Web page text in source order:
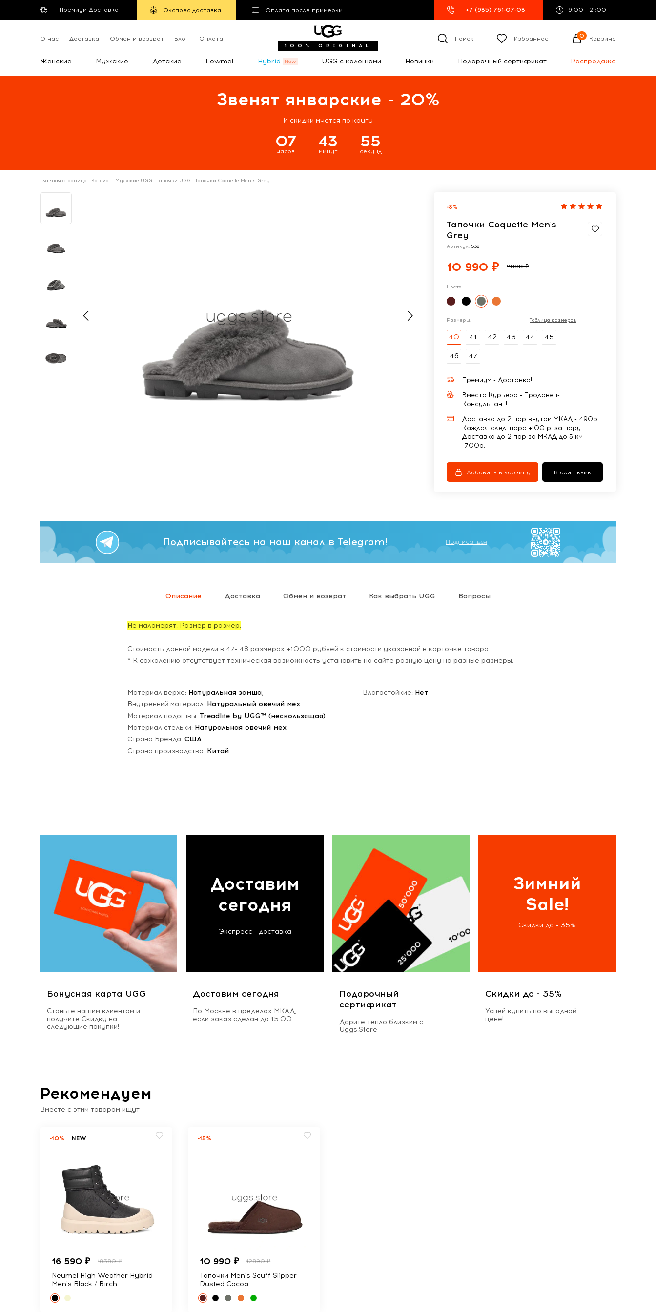
Премиум Доставка Экспрес доставка Оплата после примерки +7 (985) 761-07-08 9:00 - 21:00
О нас Доставка Обмен и возврат Блог Оплата
100% ORIGINAL
Поиск Избранное 0 Корзина
Женские Мужские Детские Lowmel Hybrid UGG с калошами Новинки Подарочный сертификат Распродажа
Звенят январские - 20%
И скидки мчатся по кругу
07
часов
43
минут
55
секунд
Главная страница— Каталог— Мужские UGG—Тапочки UGG—Тапочки Coquette Men's Grey
-8%
Тапочки Coquette Men's
Grey
Артикул: 538
10 990 ₽ 11890 ₽
Цвета:
Размеры: Таблица размеров
40 41 42 43 44 45
46 47
Премиум - Доставка!
Вместо Курьера - Продавец-
Консультант!
Доставка до 2 пар внутри МКАД - 490р.
Каждая след. пара +100 р. за пару.
Доставка до 2 пар за МКАД до 5 км
-700р.
Добавить в корзину В один клик
Подписывайтесь на наш канал в Telegram! Подписаться
Описание Доставка Обмен и возврат Как выбрать UGG Вопросы
Не маломерят. Размер в размер.
Стоимость данной модели в 47- 48 размерах +1000 рублей к стоимости указанной в карточке товара.
* К сожалению отсутствует техническая возможность установить на сайте разную цену на разные размеры.
Материал верха: Натуральная замша,
Внутренний материал: Натуральный овечий мех
Материал подошвы: Treadlite by UGG™ (нескользящая)
Материал стельки: Натуральная овечий мех
Страна Бренда: США
Страна производства: Китай
Влагостойкие: Нет
Бонусная карта UGG
Станьте нашим клиентом и
получите Скидку на
следующие покупки!
Доставим
сегодня
Экспресс - доставка
Доставим сегодня
По Москве в пределах МКАД,
если заказ сделан до 15.00
Подарочный
сертификат
Дарите тепло близким с
Uggs.Store
Зимний
Sale!
Скидки до - 35%
Скидки до - 35%
Успей купить по выгодной
цене!
Рекомендуем
Вместе с этим товаром ищут
-10% NEW
16 590 ₽ 18380 ₽
Neumel High Weather Hybrid
Men's Black / Birch
-15%
10 990 ₽ 12890 ₽
Тапочки Men's Scuff Slipper
Dusted Cocoa